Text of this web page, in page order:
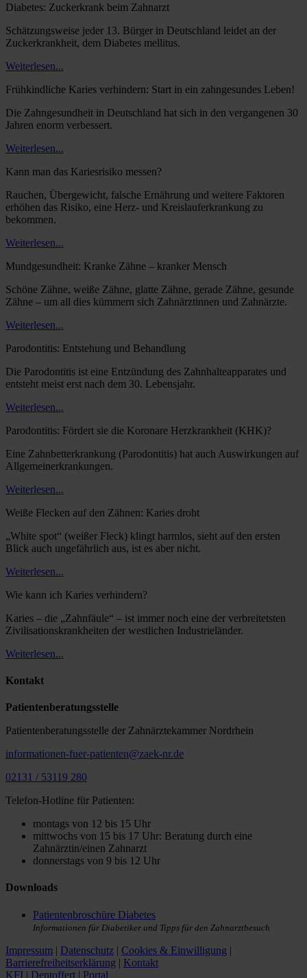
Diabetes: Zuckerkrank beim Zahnarzt
Schätzungsweise jeder 13. Bürger in Deutschland leidet an der
Zuckerkrankheit, dem Diabetes mellitus.
Weiterlesen...
Frühkindliche Karies verhindern: Start in ein zahngesundes Leben!
Die Zahngesundheit in Deutschland hat sich in den vergangenen 30
Jahren enorm verbessert.
Weiterlesen...
Kann man das Kariesrisiko messen?
Rauchen, Übergewicht, falsche Ernährung und weitere Faktoren
erhöhen das Risiko, eine Herz- und Kreislauferkrankung zu
bekommen.
Weiterlesen...
Mundgesundheit: Kranke Zähne – kranker Mensch
Schöne Zähne, weiße Zähne, glatte Zähne, gerade Zähne, gesunde
Zähne – um all dies kümmern sich Zahnärztinnen und Zahnärzte.
Weiterlesen...
Parodontitis: Entstehung und Behandlung
Die Parodontitis ist eine Entzündung des Zahnhalteapparates und
entsteht meist erst nach dem 30. Lebensjahr.
Weiterlesen...
Parodontitis: Fördert sie die Koronare Herzkrankheit (KHK)?
Eine Zahnbetterkrankung (Parodontitis) hat auch Auswirkungen auf
Allgemeinerkrankungen.
Weiterlesen...
Weiße Flecken auf den Zähnen: Karies droht
„White spot“ (weißer Fleck) klingt harmlos, sieht auf den ersten
Blick auch ungefährlich aus, ist es aber nicht.
Weiterlesen...
Wie kann ich Karies verhindern?
Karies – die „Zahnfäule“ – ist immer noch eine der verbreitetsten
Zivilisationskrankheiten der westlichen Industrieländer.
Weiterlesen...
Kontakt
Patientenberatungsstelle
Patientenberatungsstelle der Zahnärztekammer Nordrhein
informationen-fuer-patienten@zaek-nr.de
02131 / 53119 280
Telefon-Hotline für Patienten:
montags von 12 bis 15 Uhr
mittwochs von 15 bis 17 Uhr: Beratung durch eine
Zahnärztin/einen Zahnarzt
donnerstags von 9 bis 12 Uhr
Downloads
Patientenbroschüre Diabetes
Informationen für Diabetiker und Tipps für den Zahnarztbesuch
Impressum | Datenschutz | Cookies & Einwilligung |
Barrierefreiheitserklärung | Kontakt
KFI | Dentoffert | Portal